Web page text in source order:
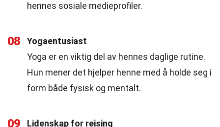
hennes sosiale medieprofiler.
08
Yogaentusiast
Yoga er en viktig del av hennes daglige rutine.
Hun mener det hjelper henne med å holde seg i
form både fysisk og mentalt.
09
Lidenskap for reising